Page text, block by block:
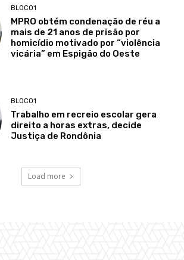
BLOCO1
MPRO obtém condenação de réu a
mais de 21 anos de prisão por
homicídio motivado por “violência
vicária” em Espigão do Oeste
BLOCO1
Trabalho em recreio escolar gera
direito a horas extras, decide
Justiça de Rondônia
Load more